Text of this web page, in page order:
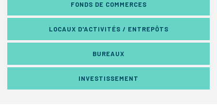
FONDS DE COMMERCES
LOCAUX D'ACTIVITÉS / ENTREPÔTS
BUREAUX
INVESTISSEMENT